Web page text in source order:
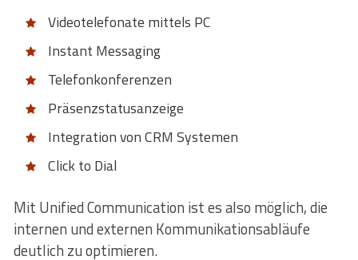
Videotelefonate mittels PC
Instant Messaging
Telefonkonferenzen
Präsenzstatusanzeige
Integration von CRM Systemen
Click to Dial
Mit Unified Communication ist es also möglich, die
internen und externen Kommunikationsabläufe
deutlich zu optimieren.